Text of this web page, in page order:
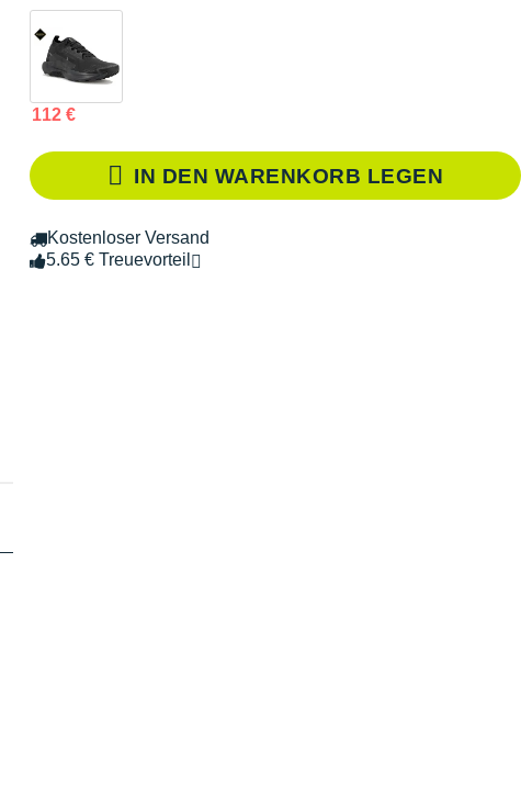
112 €
IN DEN WARENKORB LEGEN
Kostenloser Versand
5.65 € Treuevorteil